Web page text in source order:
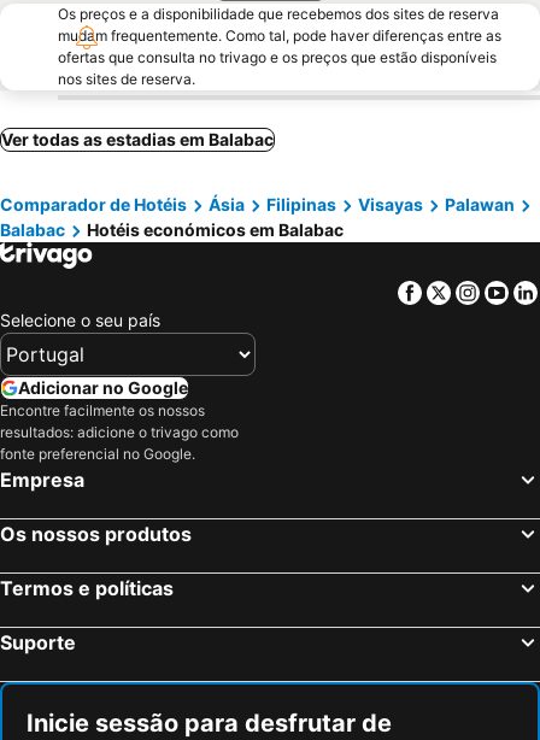
Os preços e a disponibilidade que recebemos dos sites de reserva
mudam frequentemente. Como tal, pode haver diferenças entre as
ofertas que consulta no trivago e os preços que estão disponíveis
nos sites de reserva.
Ver todas as estadias em Balabac
Comparador de Hotéis Ásia Filipinas Visayas
Palawan
Balabac
Hotéis económicos em Balabac
Facebook
Twitter
Selecione o seu país
Adicionar no Google
Encontre facilmente os nossos
resultados: adicione o trivago como
fonte preferencial no Google.
Empresa
Os nossos produtos
Termos e políticas
Suporte
Inicie sessão para desfrutar de